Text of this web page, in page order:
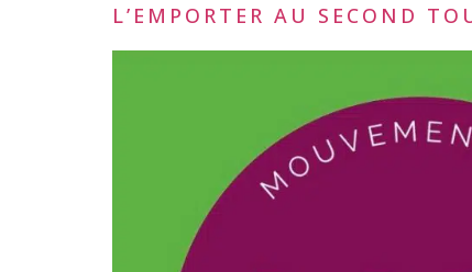
L’EMPORTER AU SECOND